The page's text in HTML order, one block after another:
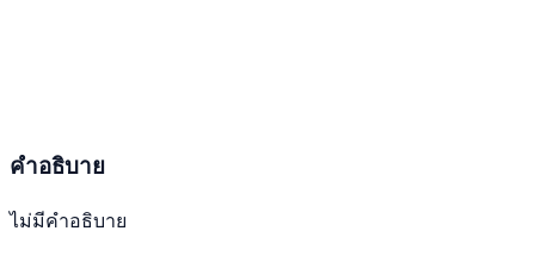
คำอธิบาย
ไม่มีคำอธิบาย